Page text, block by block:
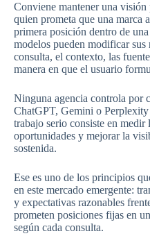
Conviene mantener una
quien prometa que una marca
primera posición dentro de
modelos pueden modificar sus
consulta, el contexto, las
manera en que el usuario
Ninguna agencia controla por
ChatGPT, Gemini o
trabajo serio consiste en medir
oportunidades y mejorar la
sostenida.
Ese es uno de los principios
en este mercado emergente:
y expectativas razonables
prometen posiciones fijas en
según cada consulta.